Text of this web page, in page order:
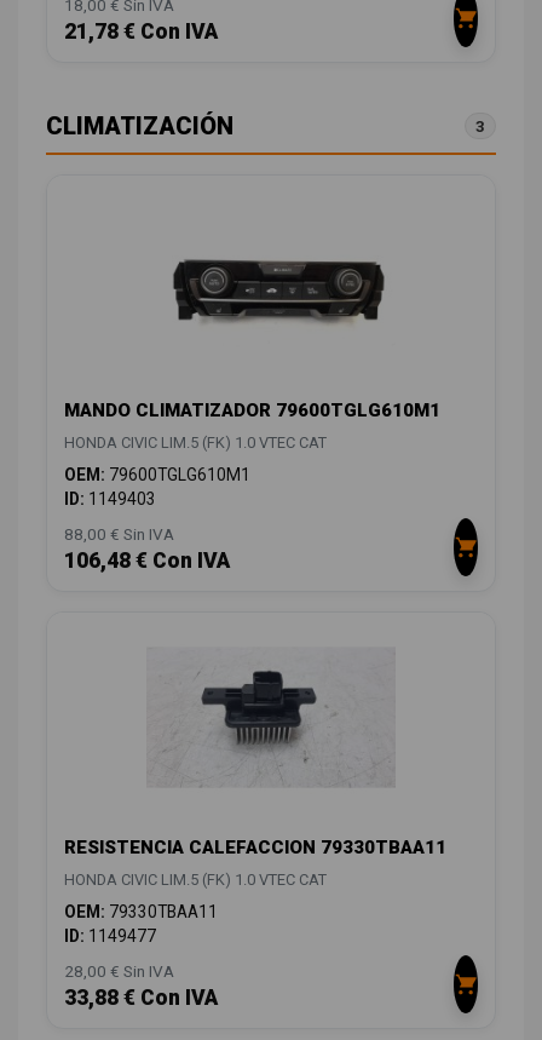
18,00 € Sin IVA
21,78 € Con IVA
CLIMATIZACIÓN 3
MANDO CLIMATIZADOR 79600TGLG610M1
HONDA CIVIC LIM.5 (FK) 1.0 VTEC CAT
OEM: 79600TGLG610M1
ID: 1149403
88,00 € Sin IVA
106,48 € Con IVA
RESISTENCIA CALEFACCION 79330TBAA11
HONDA CIVIC LIM.5 (FK) 1.0 VTEC CAT
OEM: 79330TBAA11
ID: 1149477
28,00 € Sin IVA
33,88 € Con IVA